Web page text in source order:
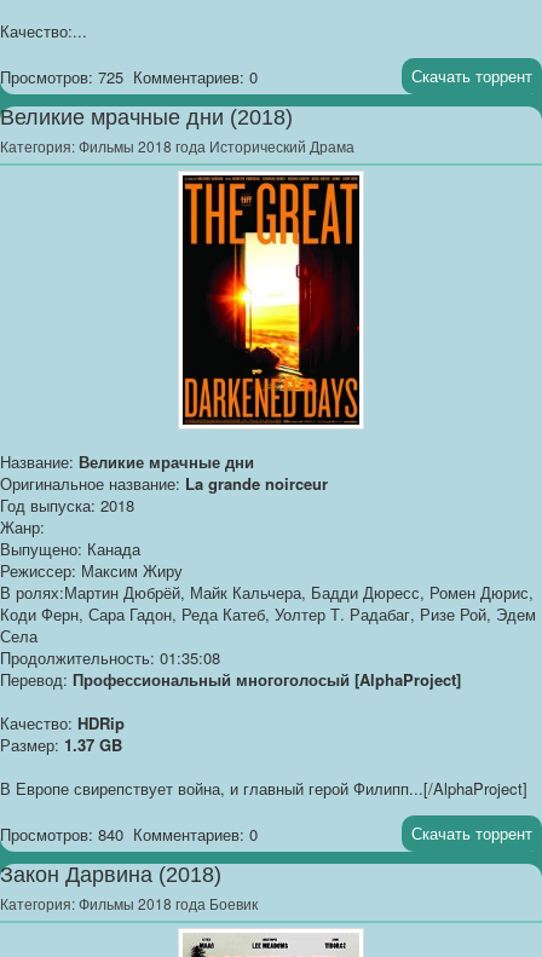
Качество:...
Просмотров: 725 Комментариев: 0 Скачать торрент
Великие мрачные дни (2018)
Категория:Фильмы 2018 года Исторический Драма
Название: Великие мрачные дни
Оригинальное название: La grande noirceur
Год выпуска: 2018
Жанр:
Выпущено: Канада
Режиссер: Максим Жиру
В ролях:Мартин Дюбрёй, Майк Кальчера, Бадди Дюресс, Ромен Дюрис,
Коди Ферн, Сара Гадон, Реда Катеб, Уолтер Т. Радабаг, Ризе Рой, Эдем
Села
Продолжительность: 01:35:08
Перевод: Профессиональный многоголосый [AlphaProject]
Качество: HDRip
Размер: 1.37 GB
В Европе свирепствует война, и главный герой Филипп...[/AlphaProject]
Просмотров: 840 Комментариев: 0 Скачать торрент
Закон Дарвина (2018)
Категория:Фильмы 2018 года Боевик